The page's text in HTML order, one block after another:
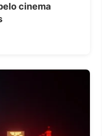
cinema